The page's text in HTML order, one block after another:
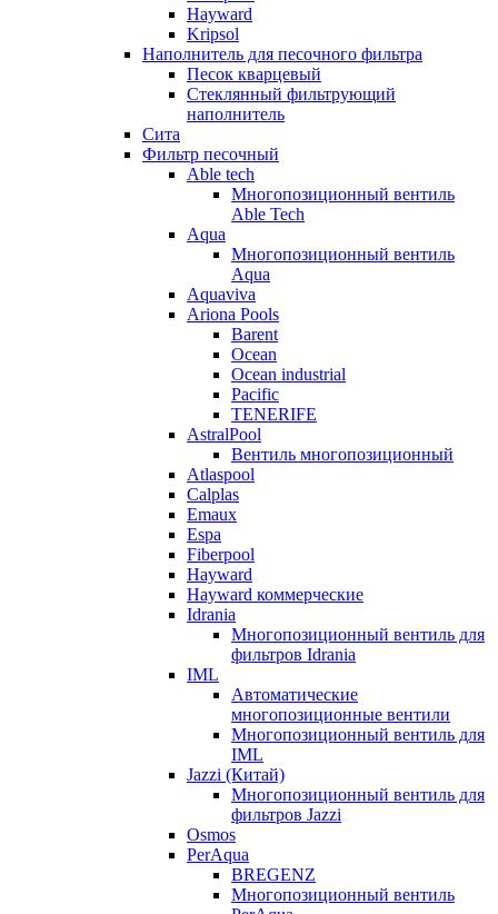
Hayward
Kripsol
Наполнитель для песочного фильтра
Песок кварцевый
Стеклянный фильтрующий
наполнитель
Сита
Фильтр песочный
Able tech
Многопозиционный вентиль
Able Tech
Aqua
Многопозиционный вентиль
Aqua
Aquaviva
Ariona Pools
Barent
Ocean
Ocean industrial
Pacific
TENERIFE
AstralPool
Вентиль многопозиционный
Atlaspool
Calplas
Emaux
Espa
Fiberpool
Hayward
Hayward коммерческие
Idrania
Многопозиционный вентиль для
фильтров Idrania
IML
Автоматические
многопозиционные вентили
Многопозиционный вентиль для
IML
Jazzi (Китай)
Многопозиционный вентиль для
фильтров Jazzi
Osmos
PerAqua
BREGENZ
Многопозиционный вентиль